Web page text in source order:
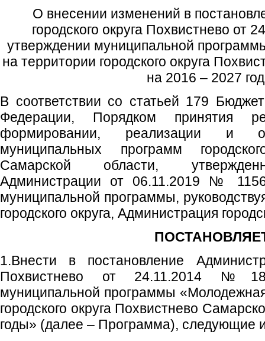
О внесении изменений в
городского округа Похвистнево от
утверждении муниципальной
на территории городского округа
на 2016 – 2027
В соответствии со статьей 179
Федерации, Порядком принятия
формировании, реализации и
муниципальных программ
Самарской области,
Администрации от 06.11.2019 №
муниципальной программы,
городского округа, Администрация
1.Внести в постановление
Похвистнево от 24.11.2014
муниципальной программы
городского округа Похвистнево
годы» (далее – Программа), следующие